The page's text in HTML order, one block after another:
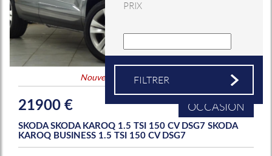
PRIX
Nouveauté Coup de coeur
21900 € OCCASION
SKODA SKODA KAROQ 1.5 TSI 150 CV DSG7 SKODA
KAROQ BUSINESS 1.5 TSI 150 CV DSG7